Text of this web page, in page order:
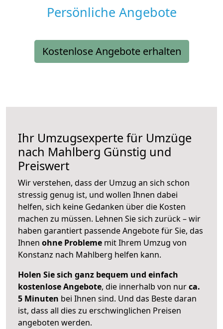
Persönliche Angebote
Kostenlose Angebote erhalten
Ihr Umzugsexperte für Umzüge
nach Mahlberg Günstig und
Preiswert
Wir verstehen, dass der Umzug an sich schon
stressig genug ist, und wollen Ihnen dabei
helfen, sich keine Gedanken über die Kosten
machen zu müssen. Lehnen Sie sich zurück – wir
haben garantiert passende Angebote für Sie, das
Ihnen ohne Probleme mit Ihrem Umzug von
Konstanz nach Mahlberg helfen kann.
Holen Sie sich ganz bequem und einfach
kostenlose Angebote, die innerhalb von nurca.
5 Minuten bei Ihnen sind. Und das Beste daran
ist, dass all dies zu erschwinglichen Preisen
angeboten werden.